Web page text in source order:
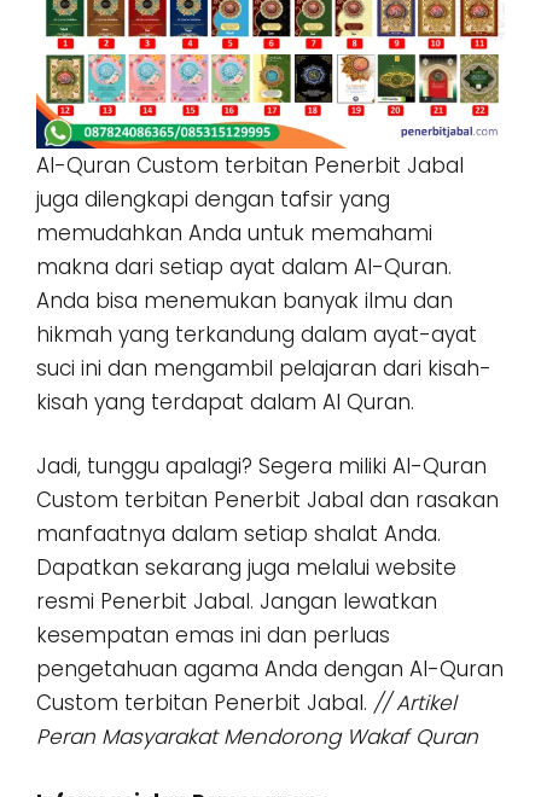
Al-Quran Custom terbitan Penerbit Jabal
juga dilengkapi dengan tafsir yang
memudahkan Anda untuk memahami
makna dari setiap ayat dalam Al-Quran.
Anda bisa menemukan banyak ilmu dan
hikmah yang terkandung dalam ayat-ayat
suci ini dan mengambil pelajaran dari kisah-
kisah yang terdapat dalam Al Quran.
Jadi, tunggu apalagi? Segera miliki Al-Quran
Custom terbitan Penerbit Jabal dan rasakan
manfaatnya dalam setiap shalat Anda.
Dapatkan sekarang juga melalui website
resmi Penerbit Jabal. Jangan lewatkan
kesempatan emas ini dan perluas
pengetahuan agama Anda dengan Al-Quran
Custom terbitan Penerbit Jabal. // Artikel
Peran Masyarakat Mendorong Wakaf Quran